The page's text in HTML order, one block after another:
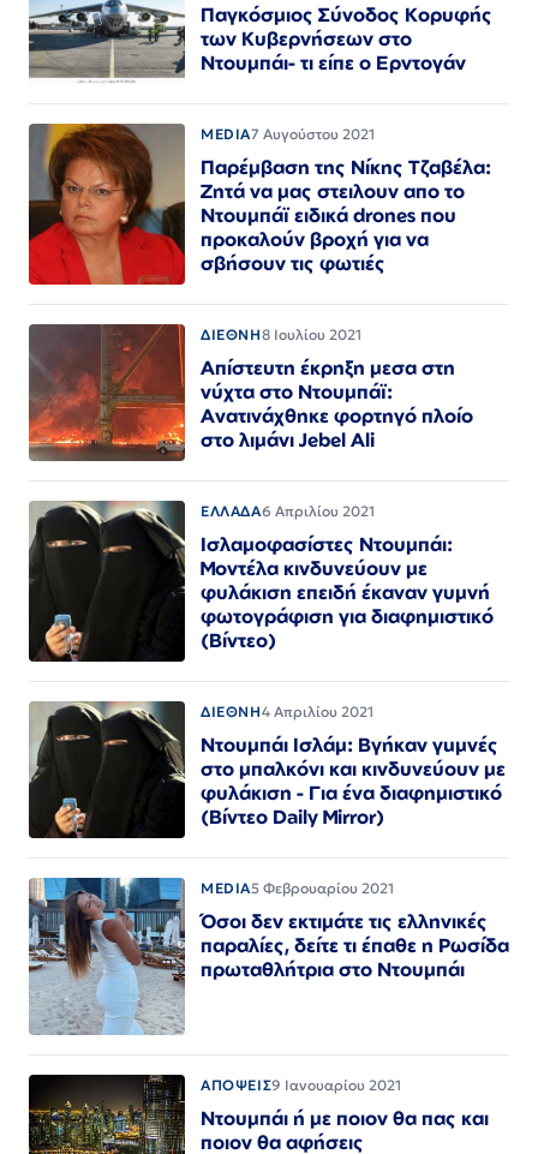
Παγκόσμιος Σύνοδος Κορυφής
των Κυβερνήσεων στο
Ντουμπάι- τι είπε ο Ερντογάν
MEDIA7 Αυγούστου 2021
Παρέμβαση της Νίκης Τζαβέλα:
Ζητά να μας στειλουν απο το
Ντουμπάϊ ειδικά drones που
προκαλούν βροχή για να
σβήσουν τις φωτιές
ΔΙΕΘΝΗ8 Ιουλίου 2021
Απίστευτη έκρηξη μεσα στη
νύχτα στο Ντουμπάϊ:
Ανατινάχθηκε φορτηγό πλοίο
στο λιμάνι Jebel Ali
ΕΛΛΑΔΑ6 Απριλίου 2021
Ισλαμοφασίστες Ντουμπάι:
Μοντέλα κινδυνεύουν με
φυλάκιση επειδή έκαναν γυμνή
φωτογράφιση για διαφημιστικό
(Βίντεο)
ΔΙΕΘΝΗ4 Απριλίου 2021
Ντουμπάι Ισλάμ: Βγήκαν γuμvές
στο μπαλκόνι και κινδυνεύουν με
φυλάκιση - Για ένα διαφημιστικό
(Βίντεο Daily Mirror)
MEDIA5 Φεβρουαρίου 2021
Όσοι δεν εκτιμάτε τις ελληνικές
παραλίες, δείτε τι έπαθε η Ρωσίδα
πρωταθλήτρια στο Ντουμπάι
ΑΠΟΨΕΙΣ9 Ιανουαρίου 2021
Ντουμπάι ή με ποιον θα πας και
ποιον θα αφήσεις